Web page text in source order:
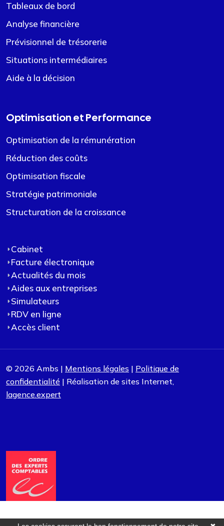
Tableaux de bord
Analyse financière
Prévisionnel de trésorerie
Situations intermédiaires
Aide à la décision
Optimisation et Performance
Optimisation de la rémunération
Réduction des coûts
Optimisation fiscale
Stratégie patrimoniale
Structuration de la croissance
Cabinet
Facture électronique
Actualités du mois
Aides aux entreprises
Simulateurs
RDV en ligne
Accès client
© 2026 Ambs | Mentions légales | Politique de
confidentialité | Réalisation de sites Internet,
lagence.expert